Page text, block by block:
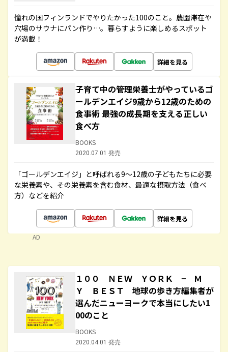
憧れの国フィンランドでやりたかった100のこと。農園滞在や
穴場のサウナにパン作り…。暮らすように楽しめるスポット
が満載！
詳細を見る
子育て中の管理栄養士がやっているゴ
ールデンエイジ9歳から12歳のための
食事術 最強の成長期を支える正しい
食べ方
BOOKS
2020.07.01 発売
「ゴールデンエイジ」と呼ばれる9～12歳の子どもたちに必要
な栄養素や、その栄養素を含む食材、最適な摂取方法（食べ
方）などを紹介
詳細を見る
AD
１００ ＮＥＷ ＹＯＲＫ − Ｍ
Ｙ ＢＥＳＴ 地球の歩き方編集者が
選んだニューヨークで本当にしたい1
00のこと
BOOKS
2020.04.01 発売